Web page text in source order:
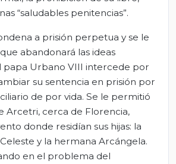
“saludables penitencias”.
a prisión perpetua y se le
abandonará las ideas
papa Urbano VIII intercede por
su sentencia en prisión por
de por vida. Se le permitió
Arcetri, cerca de Florencia,
donde residían sus hijas: la
y la hermana Arcángela.
en el problema del